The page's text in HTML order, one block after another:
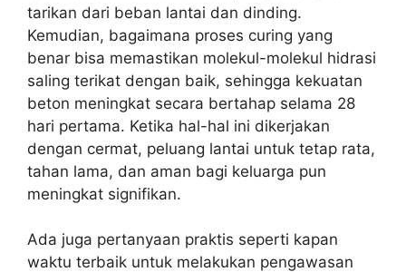
tarikan dari beban lantai dan dinding.
Kemudian, bagaimana proses curing yang
benar bisa memastikan molekul-molekul hidrasi
saling terikat dengan baik, sehingga kekuatan
beton meningkat secara bertahap selama 28
hari pertama. Ketika hal-hal ini dikerjakan
dengan cermat, peluang lantai untuk tetap rata,
tahan lama, dan aman bagi keluarga pun
meningkat signifikan.
Ada juga pertanyaan praktis seperti kapan
waktu terbaik untuk melakukan pengawasan